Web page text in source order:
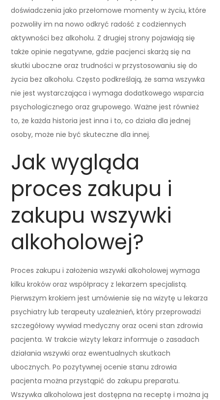
doświadczenia jako przełomowe momenty w życiu, które
pozwoliły im na nowo odkryć radość z codziennych
aktywności bez alkoholu. Z drugiej strony pojawiają się
także opinie negatywne, gdzie pacjenci skarżą się na
skutki uboczne oraz trudności w przystosowaniu się do
życia bez alkoholu. Często podkreślają, że sama wszywka
nie jest wystarczająca i wymaga dodatkowego wsparcia
psychologicznego oraz grupowego. Ważne jest również
to, że każda historia jest inna i to, co działa dla jednej
osoby, może nie być skuteczne dla innej.
Jak wygląda
proces zakupu i
zakupu wszywki
alkoholowej?
Proces zakupu i założenia wszywki alkoholowej wymaga
kilku kroków oraz współpracy z lekarzem specjalistą.
Pierwszym krokiem jest umówienie się na wizytę u lekarza
psychiatry lub terapeuty uzależnień, który przeprowadzi
szczegółowy wywiad medyczny oraz oceni stan zdrowia
pacjenta. W trakcie wizyty lekarz informuje o zasadach
działania wszywki oraz ewentualnych skutkach
ubocznych. Po pozytywnej ocenie stanu zdrowia
pacjenta można przystąpić do zakupu preparatu.
Wszywka alkoholowa jest dostępna na receptę i można ją